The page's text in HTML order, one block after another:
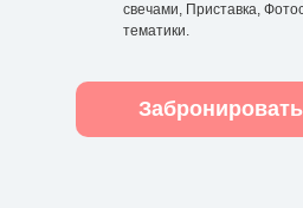
свечами, Приставка,
тематики.
Забронировать